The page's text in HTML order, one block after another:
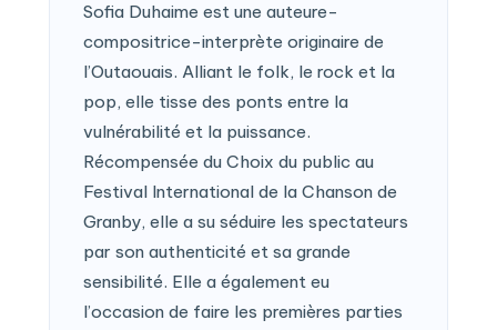
Sofia Duhaime est une auteure-
compositrice-interprète originaire de
l’Outaouais. Alliant le folk, le rock et la
pop, elle tisse des ponts entre la
vulnérabilité et la puissance.
Récompensée du Choix du public au
Festival International de la Chanson de
Granby, elle a su séduire les spectateurs
par son authenticité et sa grande
sensibilité. Elle a également eu
l’occasion de faire les premières parties